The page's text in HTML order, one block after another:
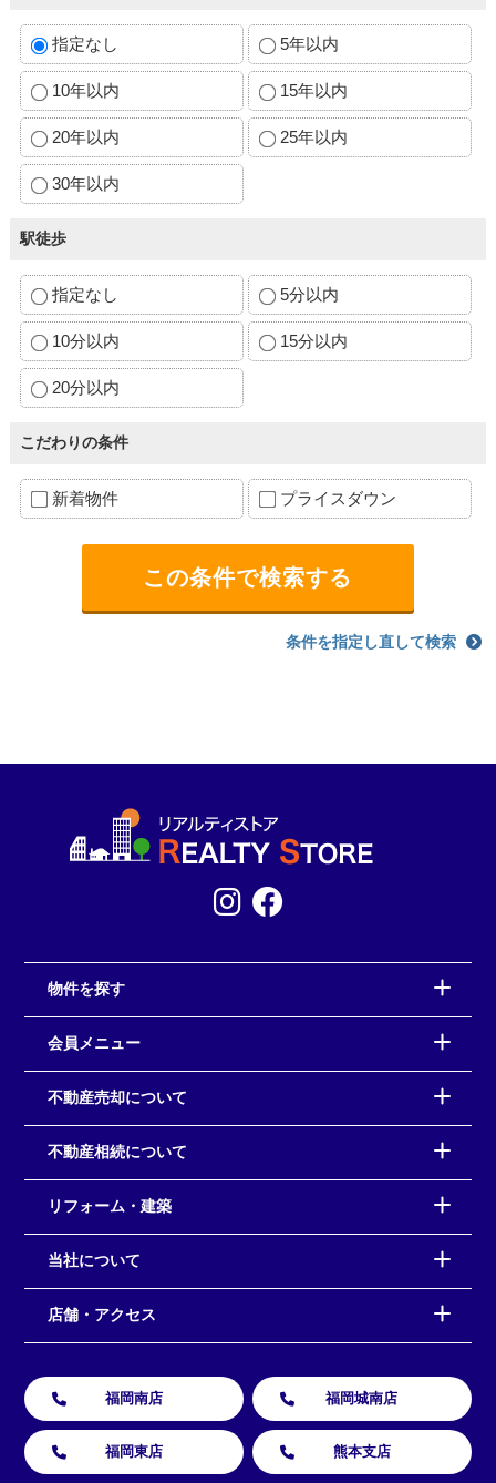
指定なし 5年以内
10年以内 15年以内
20年以内 25年以内
30年以内
駅徒歩
指定なし 5分以内
10分以内 15分以内
20分以内
こだわりの条件
新着物件 プライスダウン
条件を指定し直して検索
物件を探す
会員メニュー
不動産売却について
不動産相続について
リフォーム・建築
当社について
店舗・アクセス
福岡南店 福岡城南店
福岡東店 熊本支店